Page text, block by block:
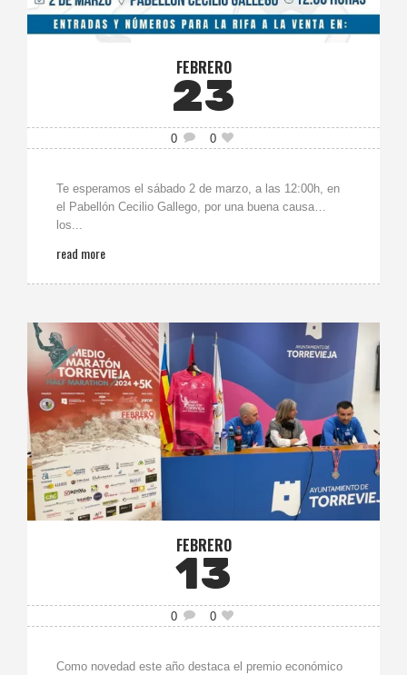
FEBRERO
23
0 0
Te esperamos el sábado 2 de marzo, a las 12:00h, en
el Pabellón Cecilio Gallego, por una buena causa…
los...
read more
FEBRERO
13
0 0
Como novedad este año destaca el premio económico